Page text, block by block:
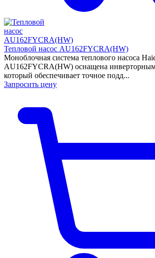
Тепловой насос AU162FYCRA(HW)
Моноблочная система теплового насоса
AU162FYCRA(HW) оснащена
который обеспечивает точное подд...
Запросить цену